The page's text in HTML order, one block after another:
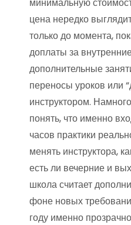
цена нередко
только до момента,
доплаты за
дополнительные
переносы уроков или
инструктором.
понять, что именно
часов практики
менять инструктора,
есть ли вечерние и
школа считает
фоне новых
году именно